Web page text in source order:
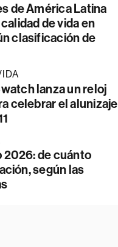
de América Latina
de vida en
clasificación de
lanza un reloj
celebrar el alunizaje
2026: de cuánto
según las